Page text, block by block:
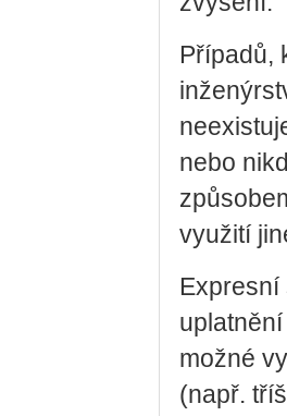
Případů,
nebo
využití
možné
(např.